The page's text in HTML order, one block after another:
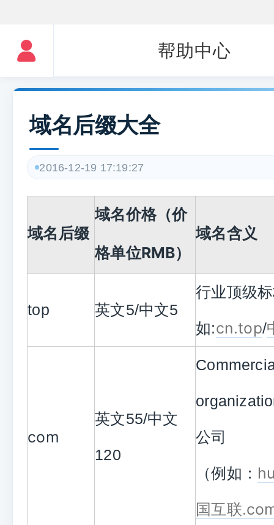
帮助中心
域名后缀大全
2016-12-19 17:19:27
域名后缀
域名价格（价
格单位RMB）
域名含义
top 英文5/中文5
行业顶级
如:cn.top/
com
英文55/中文
120
公司
（例如：
国互联